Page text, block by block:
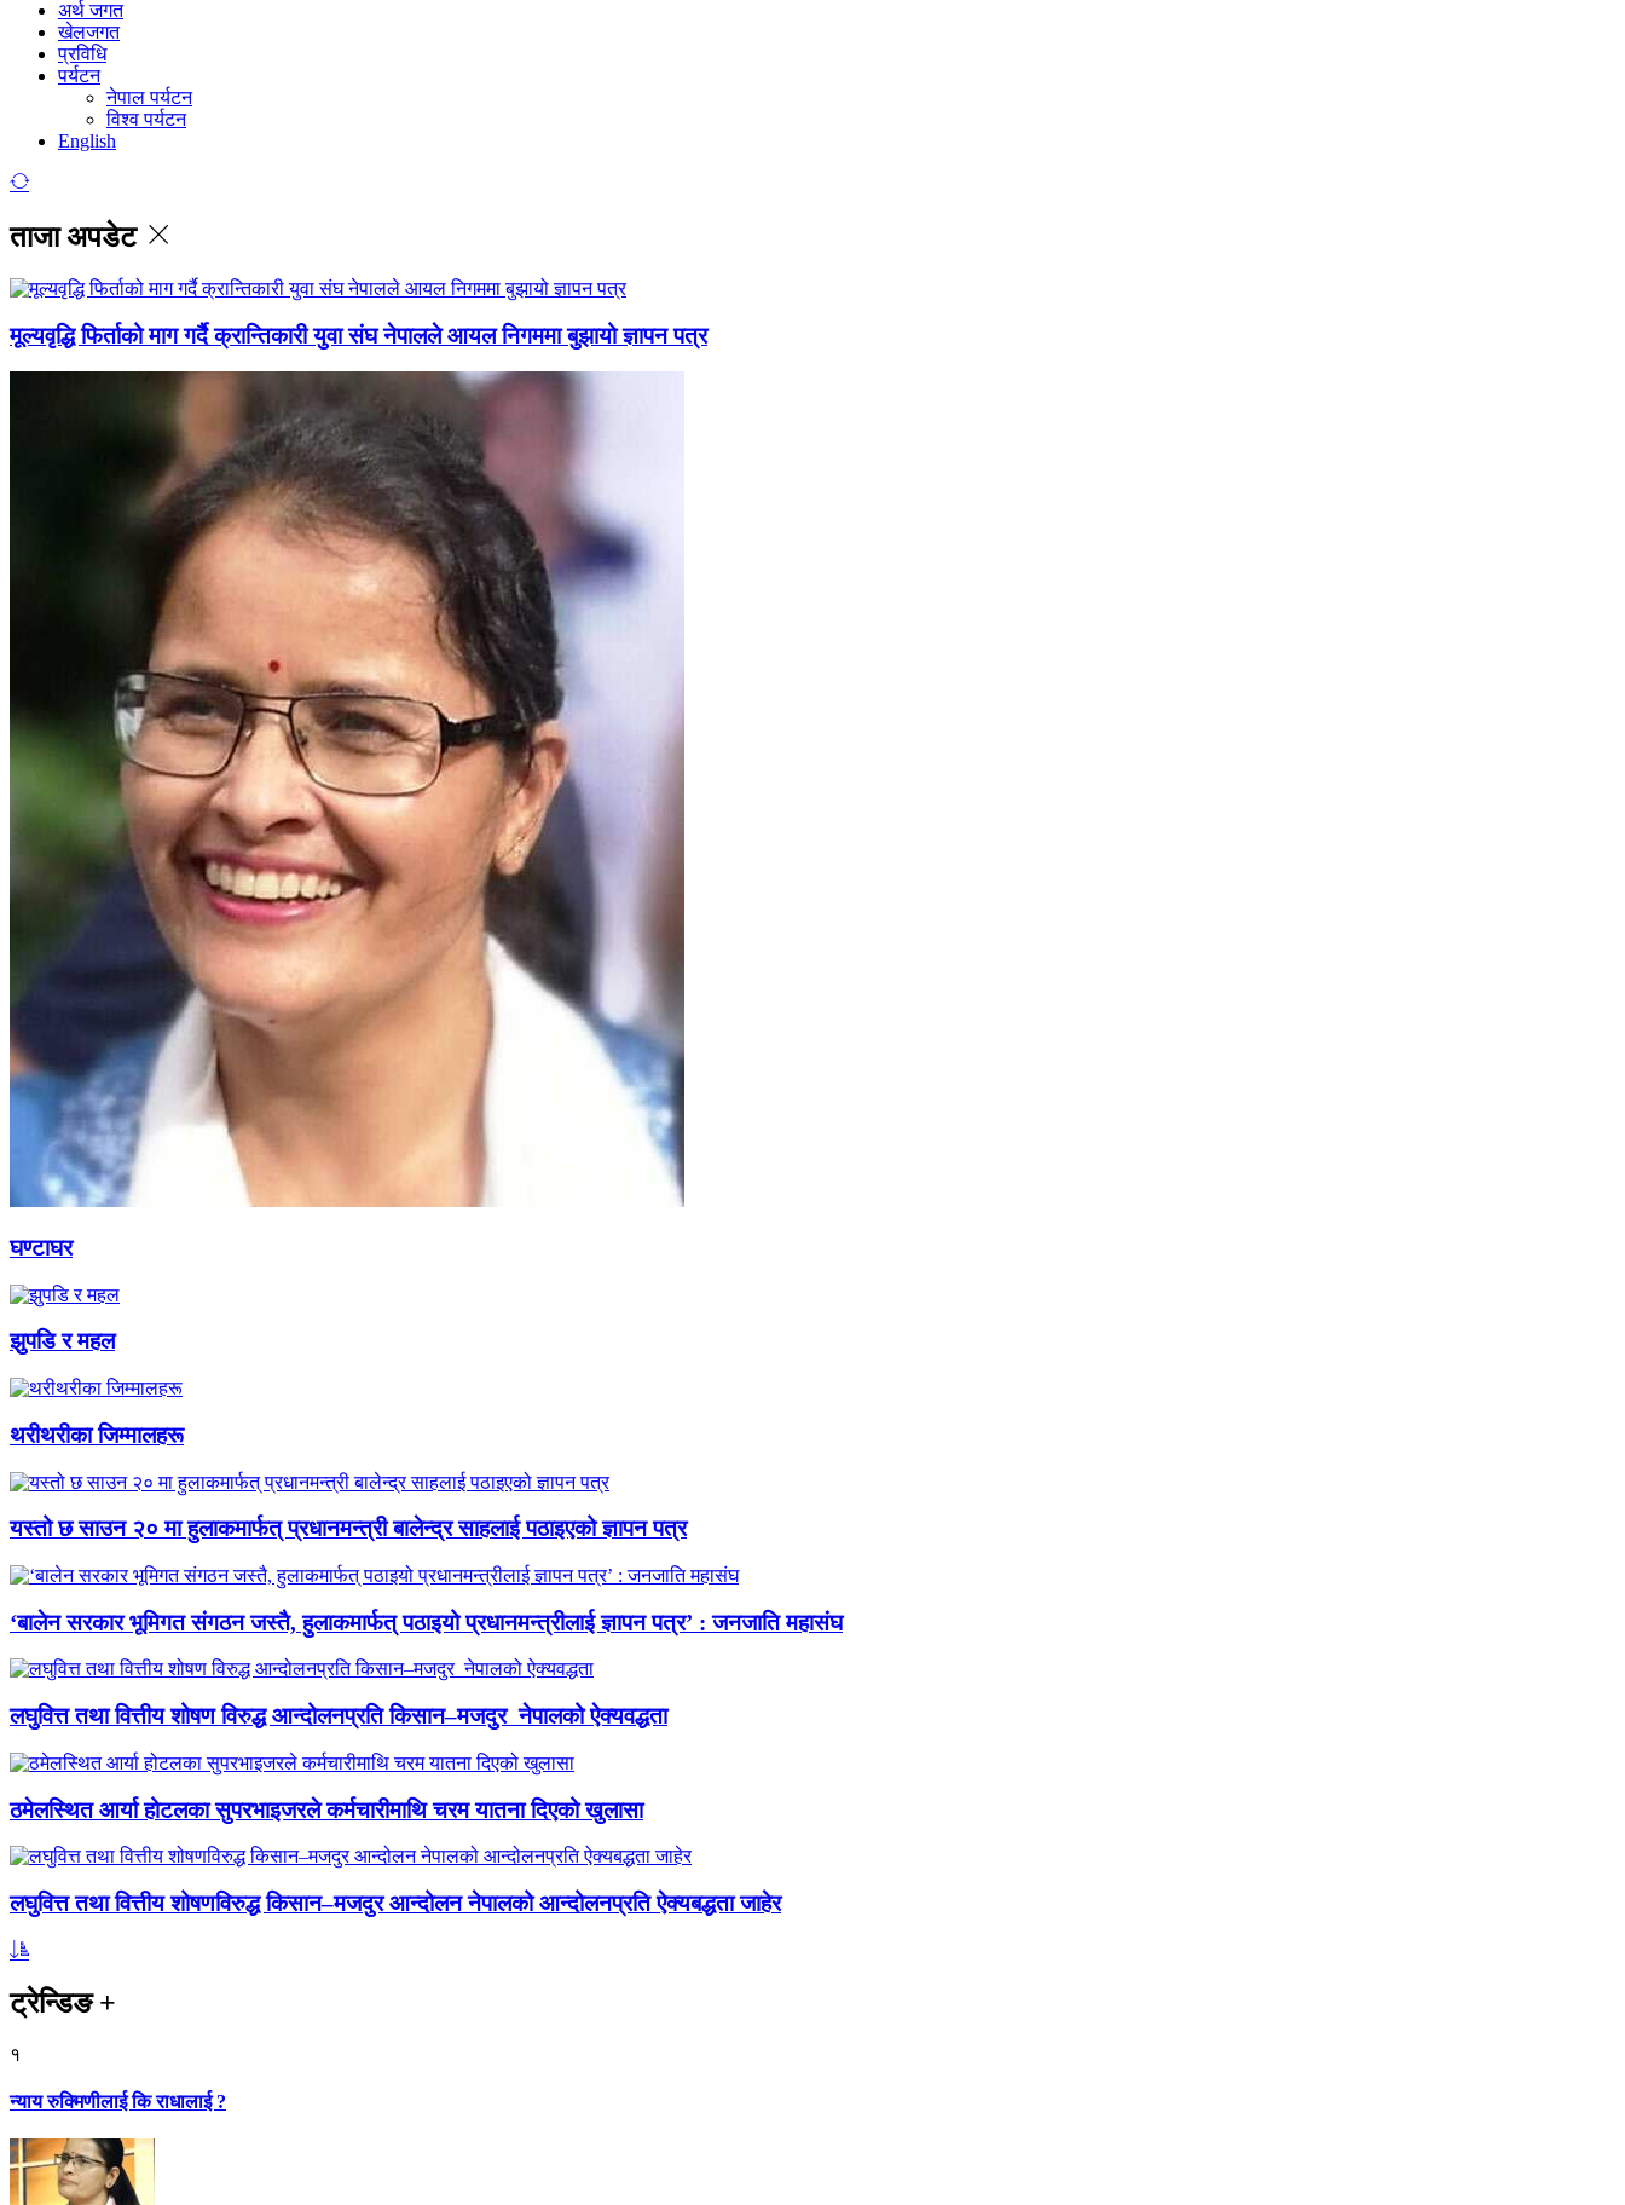
अर्थ जगत
खेलजगत
प्रविधि
पर्यटन
नेपाल पर्यटन
विश्व पर्यटन
English
ताजा अपडेट
मूल्यवृद्धि फिर्ताको माग गर्दै क्रान्तिकारी युवा संघ नेपालले आयल निगममा बुझायो ज्ञापन पत्र
घण्टाघर
झुपडि र महल
थरीथरीका जिम्मालहरू
यस्तो छ साउन २० मा हुलाकमार्फत् प्रधानमन्त्री बालेन्द्र साहलाई पठाइएको ज्ञापन पत्र
‘बालेन सरकार भूमिगत संगठन जस्तै, हुलाकमार्फत् पठाइयो प्रधानमन्त्रीलाई ज्ञापन पत्र’ : जनजाति महासंघ
लघुवित्त तथा वित्तीय शोषण विरुद्ध आन्दोलनप्रति किसान–मजदुर नेपालको ऐक्यवद्धता
ठमेलस्थित आर्या होटलका सुपरभाइजरले कर्मचारीमाथि चरम यातना दिएको खुलासा
लघुवित्त तथा वित्तीय शोषणविरुद्ध किसान–मजदुर आन्दोलन नेपालको आन्दोलनप्रति ऐक्यबद्धता जाहेर
ट्रेन्डिङ+
१
न्याय रुक्मिणीलाई कि राधालाई ?